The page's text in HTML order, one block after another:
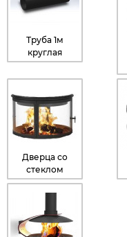
Труба 1м
круглая
Дверца со
стеклом